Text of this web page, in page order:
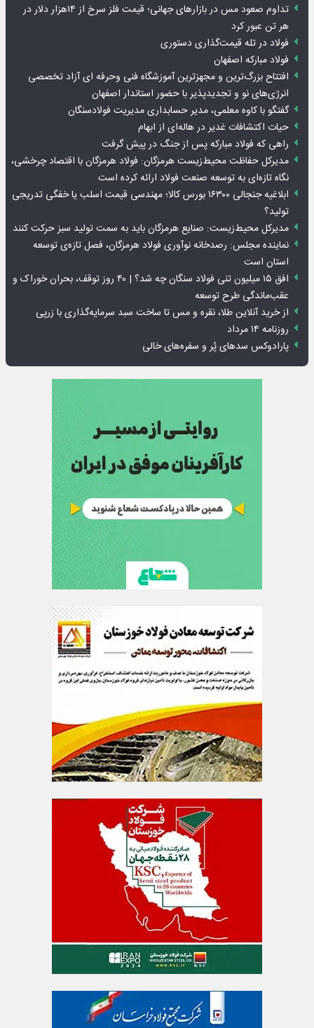
تداوم صعود مس در بازارهای جهانی؛ قیمت فلز سرخ از ۱۴هزار دلار در
هر تن عبور کرد
فولاد در تله قیمت‌گذاری دستوری
فولاد مبارکه اصفهان
افتتاح بزرگ‌ترین و مجهزترین آموزشگاه فنی وحرفه ای آزاد تخصصی
انرژی‌های نو و تجدیدپذیر با حضور استاندار اصفهان
گفتگو با کاوه معلمی، مدیر حسابداری مدیریت فولادسنگان
حیات اکتشافات غدیر در هاله‌ای از ابهام
راهی که فولاد مبارکه پس از جنگ در پیش گرفت
مدیرکل حفاظت محیط‌زیست هرمزگان: فولاد هرمزگان با اقتصاد چرخشی،
نگاه تازه‌ای به توسعه صنعت فولاد ارائه کرده است
ابلاغیه جنجالی ۱۶۳۰۰ بورس کالا؛ مهندسی قیمت اسلب یا خفگی تدریجی
تولید؟
مدیرکل محیط‌زیست: صنایع هرمزگان باید به سمت تولید سبز حرکت کنند
نماینده مجلس: رصدخانه نوآوری فولاد هرمزگان، فصل تازه‌ی توسعه
استان است
افق ۱۵ میلیون تنی فولاد سنگان چه شد؟ | ۴۰ روز توقف، بحران خوراک و
عقب‌ماندگی طرح توسعه
از خرید آنلاین طلا، نقره و مس تا ساخت سبد سرمایه‌گذاری با زرپی
روزنامه ۱۴ مرداد
پارادوکس سدهای پُر و سفره‌های خالی